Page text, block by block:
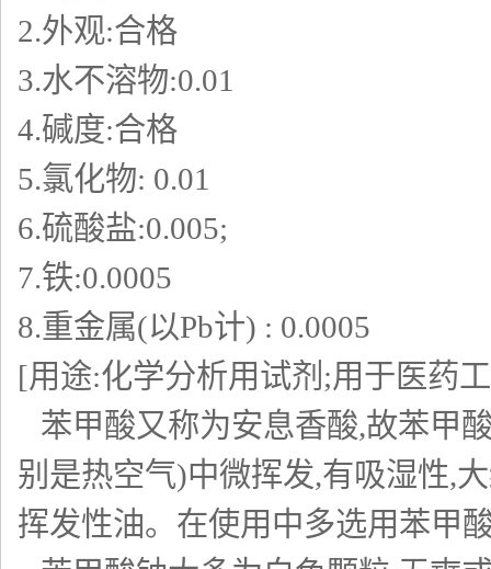
2.外观:合格
3.水不溶物:0.01
4.碱度:合格
5.氯化物: 0.01
6.硫酸盐:0.005;
7.铁:0.0005
8.重金属(以Pb计) : 0.0005
[用途:化学分析用试剂;用于医药
苯甲酸又称为安息香酸,故苯甲
别是热空气)中微挥发,有吸湿性,
挥发性油。在使用中多选用苯甲